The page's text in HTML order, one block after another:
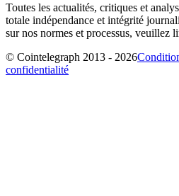
Toutes les actualités, critiques et
totale indépendance et intégrité
sur nos normes et processus, veuillez
© Cointelegraph 2013 - 2026
confidentialité